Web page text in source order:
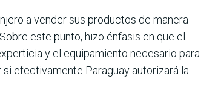
a vender sus productos de manera
este punto, hizo énfasis en que el
y el equipamiento necesario para
efectivamente Paraguay autorizará la